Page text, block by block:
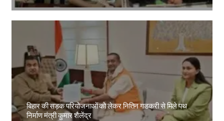
Amit Lekh
बिहार की सड़क परियोजनाओं को लेकर नितिन गडकरी से मिले पथ
निर्माण मंत्री कुमार शैलेंद्र